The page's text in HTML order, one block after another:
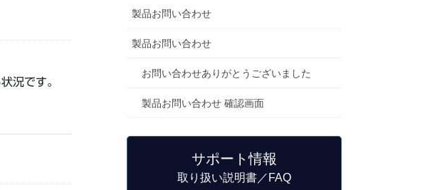
況です。
製品お問い合わせ
製品お問い合わせ
お問い合わせありがとうございました
製品お問い合わせ 確認画面
サポート情報
取り扱い説明書／FAQ